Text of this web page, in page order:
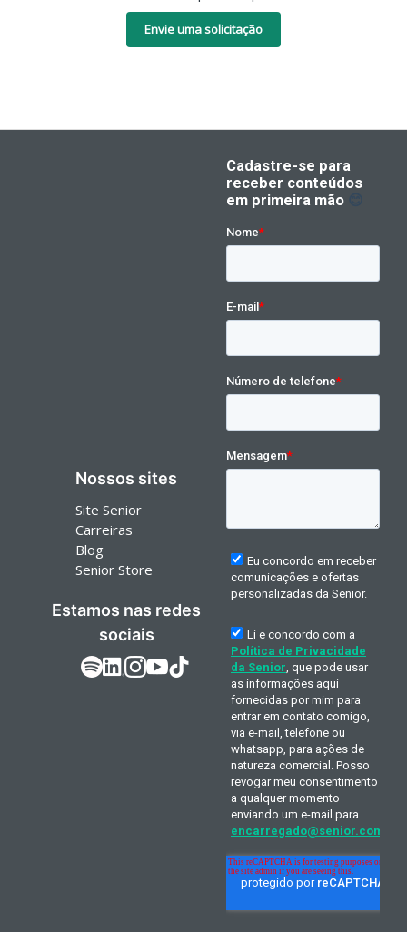
Envie uma solicitação
Nossos sites
Site Senior
Carreiras
Blog
Senior Store
Estamos nas redes
sociais